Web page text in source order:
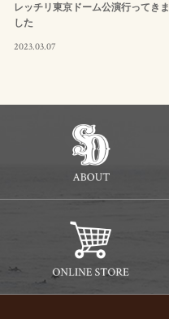
レッチリ東京ドーム公演行ってきま
した
2023.03.07